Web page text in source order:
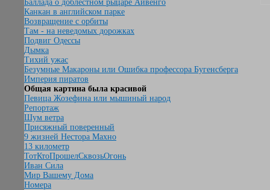
Баллада о доблестном рыцаре Айвенго
Канкан в английском парке
Возвращение с орбиты
Там - на неведомых дорожках
Подвиг Одессы
Дымка
Тихий ужас
Безумные Макароны или Ошибка профессора Бугенсберга
Империя пиратов
Общая картина была красивой
Певица Жозефина или мышиный народ
Репортаж
Шум ветра
Присяжный поверенный
9 жизней Нестора Махно
13 километр
ТотКтоПрошелСквозьОгонь
Иван Сила
Мир Вашему Дома
Номера